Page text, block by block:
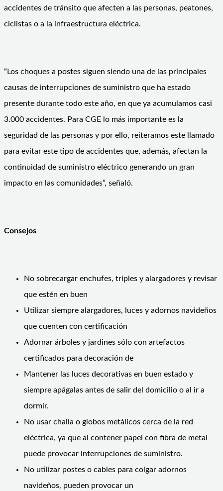
accidentes de tránsito que afecten a las personas, peatones,
ciclistas o a la infraestructura eléctrica.
“Los choques a postes siguen siendo una de las principales
causas de interrupciones de suministro que ha estado
presente durante todo este año, en que ya acumulamos casi
3.000 accidentes. Para CGE lo más importante es la
seguridad de las personas y por ello, reiteramos este llamado
para evitar este tipo de accidentes que, además, afectan la
continuidad de suministro eléctrico generando un gran
impacto en las comunidades”, señaló.
Consejos
No sobrecargar enchufes, triples y alargadores y revisar
que estén en buen
Utilizar siempre alargadores, luces y adornos navideños
que cuenten con certificación
Adornar árboles y jardines sólo con artefactos
certificados para decoración de
Mantener las luces decorativas en buen estado y
siempre apágalas antes de salir del domicilio o al ir a
dormir.
No usar challa o globos metálicos cerca de la red
eléctrica, ya que al contener papel con fibra de metal
puede provocar interrupciones de suministro.
No utilizar postes o cables para colgar adornos
navideños, pueden provocar un